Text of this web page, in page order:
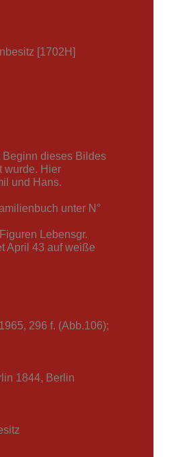
[1702H]
Beginn dieses Bildes
wurde. Hier
und Hans.
unter N°
Lebensgr.
April 43 auf weiße
296 f. (Abb.106);
1844, Berlin